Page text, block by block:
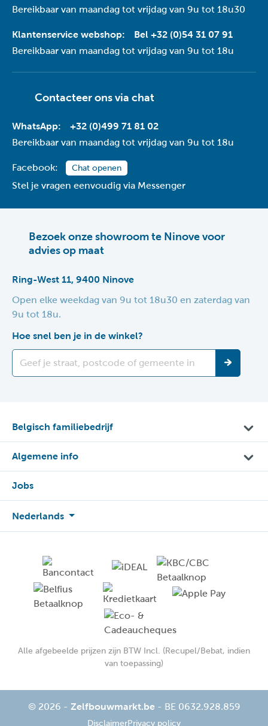
Bereikbaar van maandag tot vrijdag van 9u tot 18u30
Klantenservice webshop:
Bel +32 (0)54 31 07 91
Bereikbaar van maandag tot vrijdag van 9u tot 18u
Contacteer ons via chat
WhatsApp:
+32 (0)499 71 81 02
Bereikbaar van maandag tot vrijdag van 9u tot 18u
Facebook: Chat openen
Stel je vragen eenvoudig via Messenger
Bezoek onze showroom te Ninove voor
advies op maat
Ring-West 11, 9400 Ninove
Open elke weekdag van 9u tot 18u30 en zaterdag van
9u tot 18u.
Hoe snel ben je in de winkel?
Belgisch familiebedrijf
Algemene info
Jobs
Nederlands
Alle afgebeelde prijzen zijn BTW Incl. (Recupel/Bebat, indien
van toepassing)
© 2026 - Zelfbouwmarkt.be- BE 0632.928.859
DisclaimerPrivacy policy